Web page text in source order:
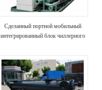
Сделанный портной мобильный
интегрированный блок чиллерного
транспортировки контейнеров